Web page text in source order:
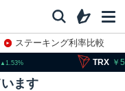
ステーキング利率比較
52.11
ます